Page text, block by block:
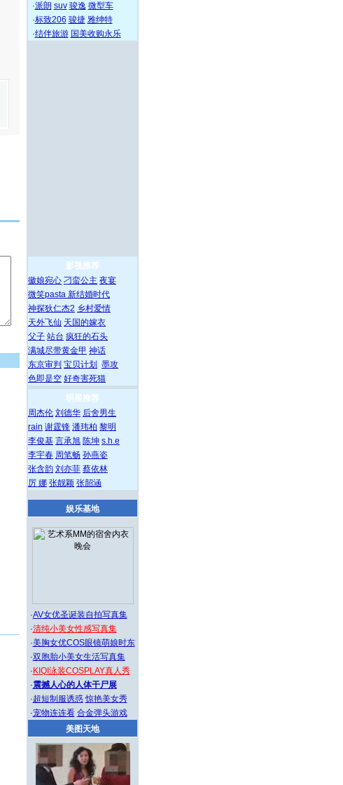
·派朗 suv 骏逸 微型车
·标致206 骏捷 雅绅特
·结伴旅游 国美收购永乐
影视推荐
徽娘宛心 刁蛮公主 夜宴
微笑pasta 新结婚时代
神探狄仁杰2 乡村爱情
天外飞仙 天国的嫁衣
父子 站台 疯狂的石头
满城尽带黄金甲 神话
东京审判 宝贝计划
墨攻
色即是空 好奇害死猫
明星推荐
周杰伦 刘德华 后舍男生
rain 谢霆锋 潘玮柏 黎明
李俊基 言承旭 陈坤 s.h.e
李宇春 周笔畅 孙燕姿
张含韵 刘亦菲 蔡依林
厉 娜 张靓颖 张韶涵
娱乐基地
·AV女优圣诞装自拍写真集
·清纯小美女性感写真集
·美胸女优COS眼镜萌娘时东
·双胞胎小美女生活写真集
· KIQI泳装COSPLAY真人秀
·震撼人心的人体干尸展
·超短制服诱惑 惊艳美女秀
·宠物连连看 合金弹头游戏
美图天地